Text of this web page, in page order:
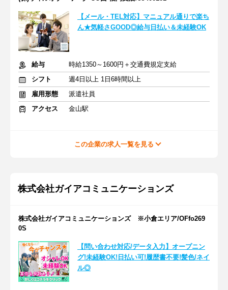
【メール・TEL対応】マニュアル通りで楽ち
ん★気軽さGOOD◎給与日払い＆未経験OK
給与
時給1350～1600円＋交通費規定支給
シフト
週4日以上 1日6時間以上
雇用形態
派遣社員
アクセス
金山駅
この企業の求人一覧を見る
株式会社ガイアコミュニケーションズ
株式会社ガイアコミュニケーションズ ※小倉エリア/OFfo269
0S
【問い合わせ対応/データ入力】オープニン
グ!未経験OK!日払い可!履歴書不要!髪色/ネイ
ル◎